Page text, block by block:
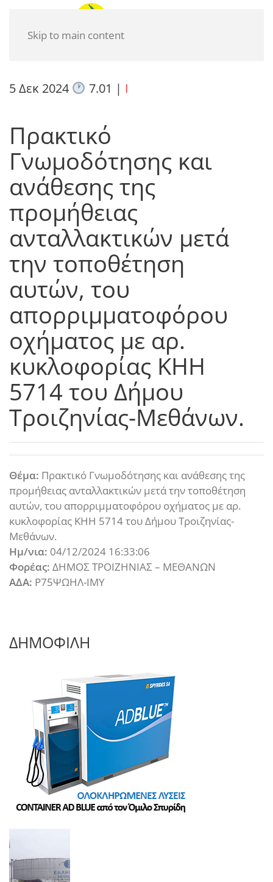
Skip to main content
5 Δεκ 2024 7.01 | I
Πρακτικό
Γνωμοδότησης και
ανάθεσης της
προμήθειας
ανταλλακτικών μετά
την τοποθέτηση
αυτών, του
απορριμματοφόρου
οχήματος με αρ.
κυκλοφορίας ΚΗΗ
5714 του Δήμου
Τροιζηνίας-Μεθάνων.
Θέμα: Πρακτικό Γνωμοδότησης και ανάθεσης της
προμήθειας ανταλλακτικών μετά την τοποθέτηση
αυτών, του απορριμματοφόρου οχήματος με αρ.
κυκλοφορίας ΚΗΗ 5714 του Δήμου Τροιζηνίας-
Μεθάνων.
Ημ/νια: 04/12/2024 16:33:06
Φορέας: ΔΗΜΟΣ ΤΡΟΙΖΗΝΙΑΣ – ΜΕΘΑΝΩΝ
ΑΔΑ: Ρ75ΨΩΗΛ-ΙΜΥ
ΔΗΜΟΦΙΛΗ